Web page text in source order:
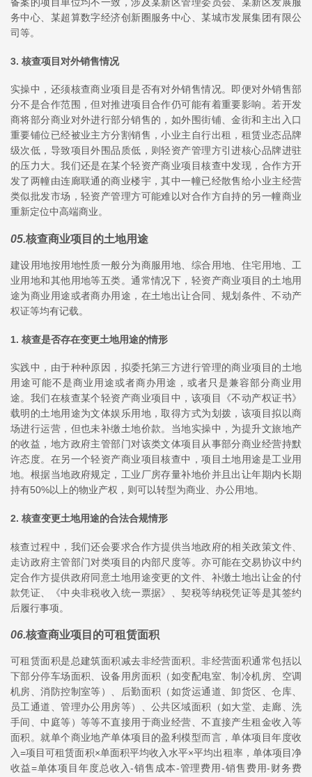
备案的项目单位均不一致，涉及某新区管理委员会、某新区发展服
务中心、某超算数字经济创新圈服务中心、某城市发展集团有限公
司等。
3. 核查项目对外销售情况
实操中，还须核查商业项目是否有对外销售情况。即便对外销售部
分不是合作范围，但对推进项目合作仍可能有着重要影响。若开发
商将部分商业对外进行部分销售的，如外围街铺、金街和主出入口
重要铺位已经被业主方分割销售，小业主自行出租，租赁业态品牌
级次低，导致项目外围品质低，则轻资产管理方引进核心品牌进驻
的压力大。我们还是在某个轻资产商业项目核查中发现，合作方开
发了两幢由连廊联通的商业楼宇，其中一幢已经散售给小业主经营
类似批发市场，轻资产管理方可能难以对合作方自持的另一幢商业
重新定位中高端商业。
05.核查商业项目的土地用途
建设用地按用地性质一般分为商服用地、综合用地、住宅用地、工
业用地和其他用地等五类。通常情况下，轻资产商业项目的土地用
途为商业用途或者商办用途，在土地出让合同、规划条件、不动产
权证等均有记载。
1. 核查是否存在变更土地用途的情形
实践中，由于种种原因，拟委托第三方进行管理的商业项目的土地
用途可能不是商业用途或者商办用途，或者只是兼容部分商业用
途。我们在核查某个轻资产商业项目中，该项目《不动产权证书》
载明的土地用途为文体娱乐用地，取得方式为划拨，该项目拟以商
场进行运营，但也未补缴土地价款。当地实操中，为提升文旅地产
的收益，地方政府主管部门对该类文体项目从事部分商业经营持默
许态度。在另一个轻资产商业项目核查中，项目土地用途是工业用
地。根据当地政府规定，工业厂房存量补地价并且出让年期内长期
持有50%以上的物业产权，则可以转型为商业、办公用地。
2. 核查变更土地用途的合法合规情形
核查过程中，我们还会要求合作方提供当地政府的相关政策文件、
走访政府主管部门对类项目的内部尺度等。亦可能在交易协议中约
定合作方提供政府同意土地用途变更的文件、补缴土地出让金的付
款凭证、《中央非税收入统一票据》、契税等纳税凭证等是其签约
后履行事项。
06.核查商业项目的可租赁面积
可租赁面积是总建筑面积减去非经营面积。非经营面积通常包括以
下部分停车场面积、设备用房面积（如变配电室、制冷机房、空调
机房、消防控制室等）、后勤面积（如货运通道、卸货区、仓库、
员工通道、管理办公用房等）、公共区域面积（如大堂、走廊、洗
手间、中庭等）等等不直接用于商业经营、不直接产生租金收入等
面积。就单个商业地产单体项目的盈利模型而言，单体项目年度收
入=项目可租赁面积×单面积平均收入水平×平均出租率，单体项目净
收益=单体项目年度总收入-销售成本-管理费用-销售费用-财务费